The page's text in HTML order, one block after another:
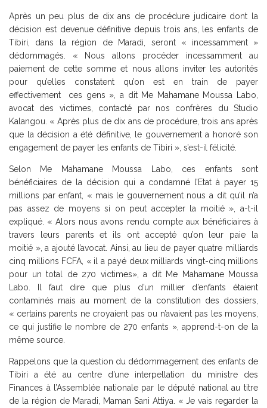
Après un peu plus de dix ans de procédure judicaire dont la
décision est devenue définitive depuis trois ans, les enfants de
Tibiri, dans la région de Maradi, seront « incessamment »
dédommagés. « Nous allons procéder incessamment au
paiement de cette somme et nous allons inviter les autorités
pour qu’elles constatent qu’on est en train de payer
effectivement ces gens », a dit Me Mahamane Moussa Labo,
avocat des victimes, contacté par nos confrères du Studio
Kalangou. « Après plus de dix ans de procédure, trois ans après
que la décision a été définitive, le gouvernement a honoré son
engagement de payer les enfants de Tibiri », s’est-il félicité.
Selon Me Mahamane Moussa Labo, ces enfants sont
bénéficiaires de la décision qui a condamné l’Etat à payer 15
millions par enfant, « mais le gouvernement nous a dit qu’il n’a
pas assez de moyens si on peut accepter la moitié », a-t-il
expliqué. « Alors nous avons rendu compte aux bénéficiaires à
travers leurs parents et ils ont accepté qu’on leur paie la
moitié », a ajouté l’avocat. Ainsi, au lieu de payer quatre milliards
cinq millions FCFA, « il a payé deux milliards vingt-cinq millions
pour un total de 270 victimes», a dit Me Mahamane Moussa
Labo. Il faut dire que plus d’un millier d’enfants étaient
contaminés mais au moment de la constitution des dossiers,
« certains parents ne croyaient pas ou n’avaient pas les moyens,
ce qui justifie le nombre de 270 enfants », apprend-t-on de la
même source.
Rappelons que la question du dédommagement des enfants de
Tibiri a été au centre d’une interpellation du ministre des
Finances à l’Assemblée nationale par le député national au titre
de la région de Maradi, Maman Sani Attiya. « Je vais regarder la